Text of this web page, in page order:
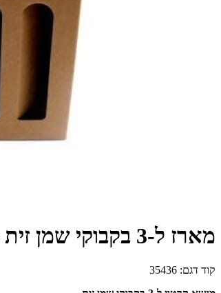
מארז ל-3 בקבוקי שמן זית - חום טבעי
קוד דגם: 35436